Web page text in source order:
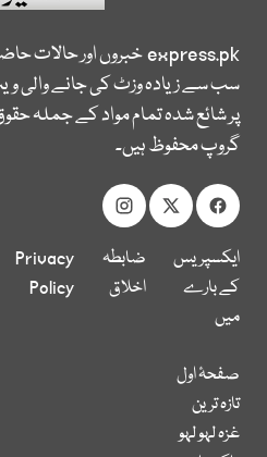
express.pkخبروں اور حالات
سب سے زیادہ وزٹ کی جانے والی
پر شائع شدہ تمام مواد کے جملہ
گروپ محفوظ ہیں۔
ایکسپریس
کے بارے
میں
ضابطہ
اخلاق
Privacy
Policy
صفحۂ اول
تازہ ترین
غزہ لہو لہو